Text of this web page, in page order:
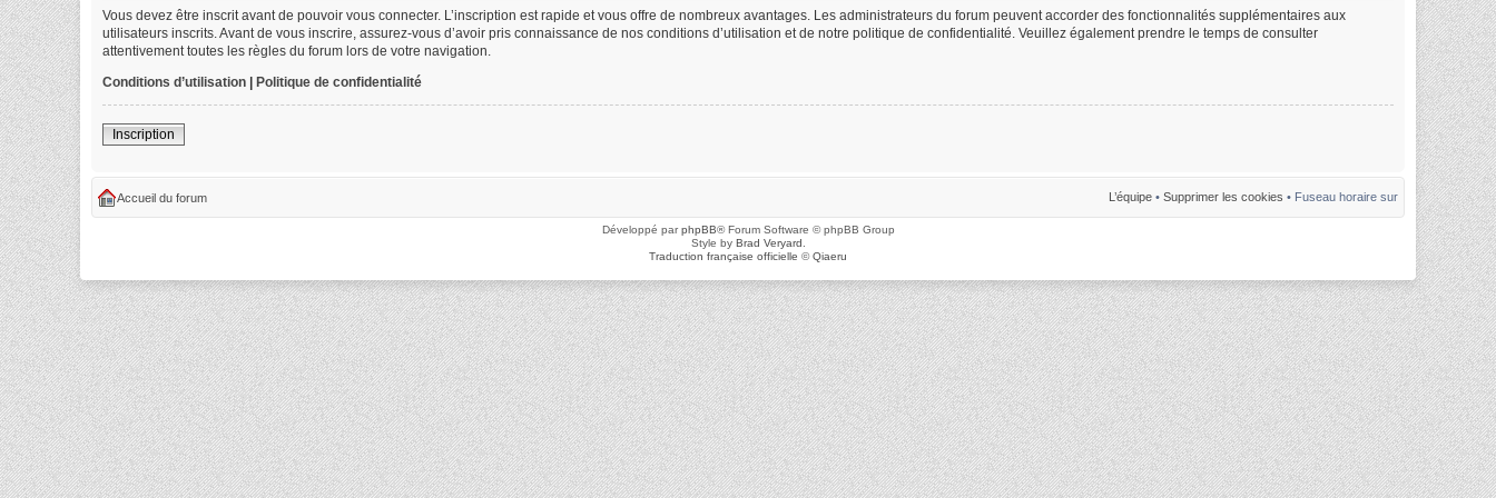
Vous devez être inscrit avant de pouvoir vous connecter. L’inscription est rapide et vous offre de nombreux avantages. Les administrateurs du forum peuvent accorder des fonctionnalités supplémentaires aux
utilisateurs inscrits. Avant de vous inscrire, assurez-vous d’avoir pris connaissance de nos conditions d’utilisation et de notre politique de confidentialité. Veuillez également prendre le temps de consulter
attentivement toutes les règles du forum lors de votre navigation.
Conditions d’utilisation | Politique de confidentialité
Inscription
Accueil du forum L’équipe • Supprimer les cookies • Fuseau horaire sur
Développé parphpBB® Forum Software © phpBB Group
Style by Brad Veryard
Traduction française officielle ©Qiaeru